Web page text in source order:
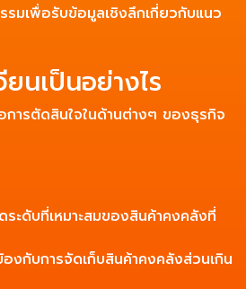
รมเพื่อรับข้อมูลเชิงลึกเกี่ยวกับแนว
นเป็นอย่างไร
การตัดสินใจในด้านต่างๆ ของธุรกิจ
ะดับที่เหมาะสมของสินค้าคงคลังที่
กับการจัดเก็บสินค้าคงคลังส่วนเกิน